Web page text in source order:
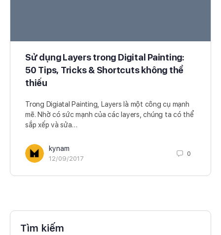
Sử dụng Layers trong Digital Painting:
50 Tips, Tricks & Shortcuts không thể
thiếu
Trong Digiatal Painting, Layers là một công cụ mạnh
mẽ. Nhờ có sức mạnh của các layers, chúng ta có thể
sắp xếp và sửa…
kynam
12/09/2017
0
Tìm kiếm